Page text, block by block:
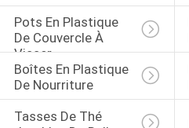
Pots En Plastique
De Couvercle À
Visser
Boîtes En Plastique
De Nourriture
Tasses De Thé